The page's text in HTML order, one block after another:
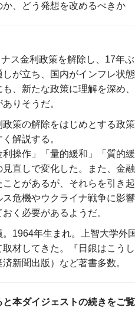
、どう発想を改めるべきか
ス金利政策を解除し、17年
が立ち、国内がインフレ状
、新たな政策に理解を深め
りそうだ。
策の解除をはじめとする政
解説する。
操作」「量的緩和」「質的
直しで変化した。また、金
とがあるが、それらを引き
危機やウクライナ戦争に影
く必要があるようだ。
1964年生まれ。上智大学外
材してきた。『日銀はこう
新聞出版）など著書多数。
本ダイジェストの続きをご